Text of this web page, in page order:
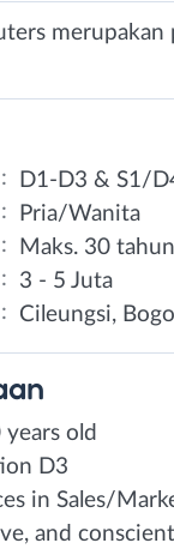
:
D1-D3 & S1/
:
Pria/Wanita
:
Maks. 30 tahun
:
3 - 5 Juta
: Cileungsi,
old
D3
in Sales/
and